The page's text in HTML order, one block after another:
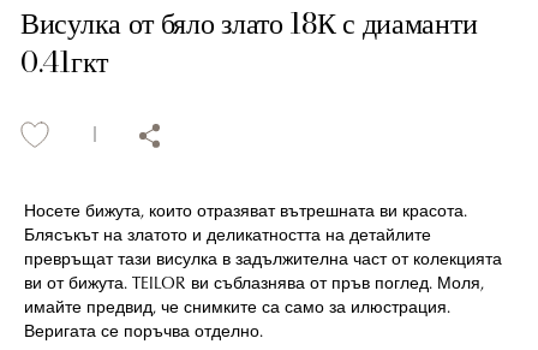
Висулка от бяло злато 18К с диаманти
0.41гкт
Носете бижута, които отразяват вътрешната ви красота.
Блясъкът на златото и деликатността на детайлите
превръщат тази висулка в задължителна част от колекцията
ви от бижута. TEILOR ви съблазнява от пръв поглед. Моля,
имайте предвид, че снимките са само за илюстрация.
Веригата се поръчва отделно.